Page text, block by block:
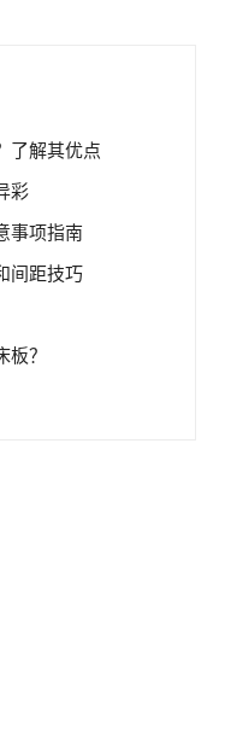
了解其优点
彩
事项指南
间距技巧
？